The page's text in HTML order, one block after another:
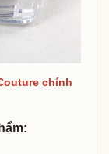
chính